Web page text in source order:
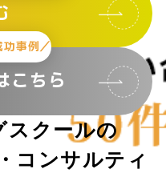
事例／
こちら
スクールの
コンサルティ